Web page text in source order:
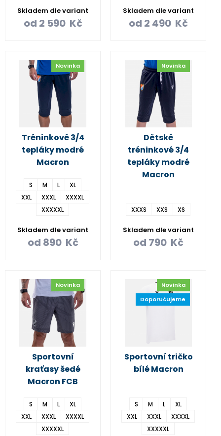
Skladem dle variant
od 2 590 Kč
Skladem dle variant
od 2 490 Kč
Novinka
Tréninkové 3/4
tepláky modré
Macron
S M L
XL
XXL
XXXL
XXXXL
XXXXXL
Skladem dle variant
od 890 Kč
Novinka
Dětské
tréninkové 3/4
tepláky modré
Macron
XXXS XXS XS
Skladem dle variant
od 790 Kč
Novinka
Sportovní
kraťasy šedé
Macron FCB
S M L
XL
XXL
XXXL
XXXXL
XXXXXL
Novinka
Doporučujeme
Sportovní tričko
bílé Macron
S M L
XL
XXL
XXXL
XXXXL
XXXXXL